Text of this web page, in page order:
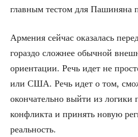
главным тестом для Пашиняна
Армения сейчас оказалась
гораздо сложнее обычной
ориентации. Речь идет не
или США. Речь идет о том,
окончательно выйти из логики
конфликта и принять новую
реальность.